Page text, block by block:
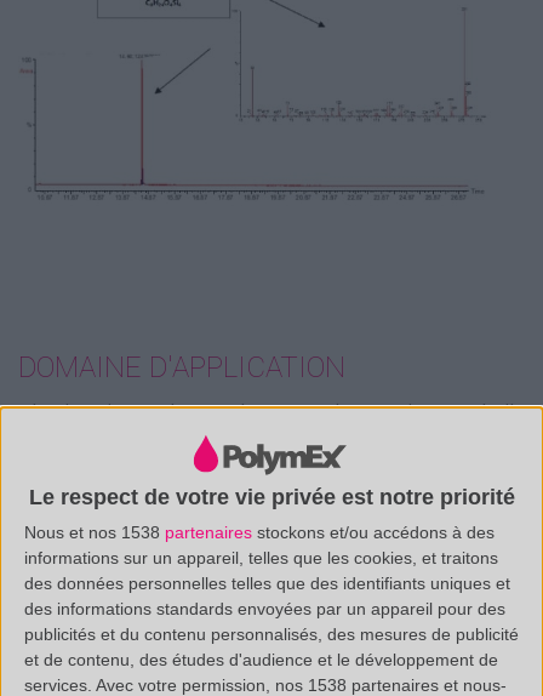
Le respect de votre vie privée est notre priorité
Nous et nos 1538 partenaires stockons et/ou accédons à des
informations sur un appareil, telles que les cookies, et traitons
des données personnelles telles que des identifiants uniques et
des informations standards envoyées par un appareil pour des
publicités et du contenu personnalisés, des mesures de publicité
et de contenu, des études d'audience et le développement de
services. Avec votre permission, nos 1538 partenaires et nous-
DOMAINE D'APPLICATION
Identification et dosage de composés organiques volatils
(matières premières, solvants, adjuvants, monomères
résiduels, pollutions ...).
Cet appareil permet de réaliser une analyse structurale
lorsqu'il est couplé au pyrojecteur et une analyse d'ultra-
volatils lorsqu'il est couplé à une headspace.